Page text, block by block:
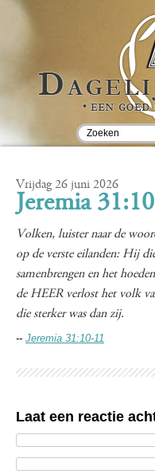
Vrijdag 26 juni 2026
Jeremia
Volken, luister naar de
op de verste eilanden: Hij
samenbrengen en het
de HEER verlost het volk
die sterker was dan zij.
-- Jeremia 31:10-11
Laat een reactie